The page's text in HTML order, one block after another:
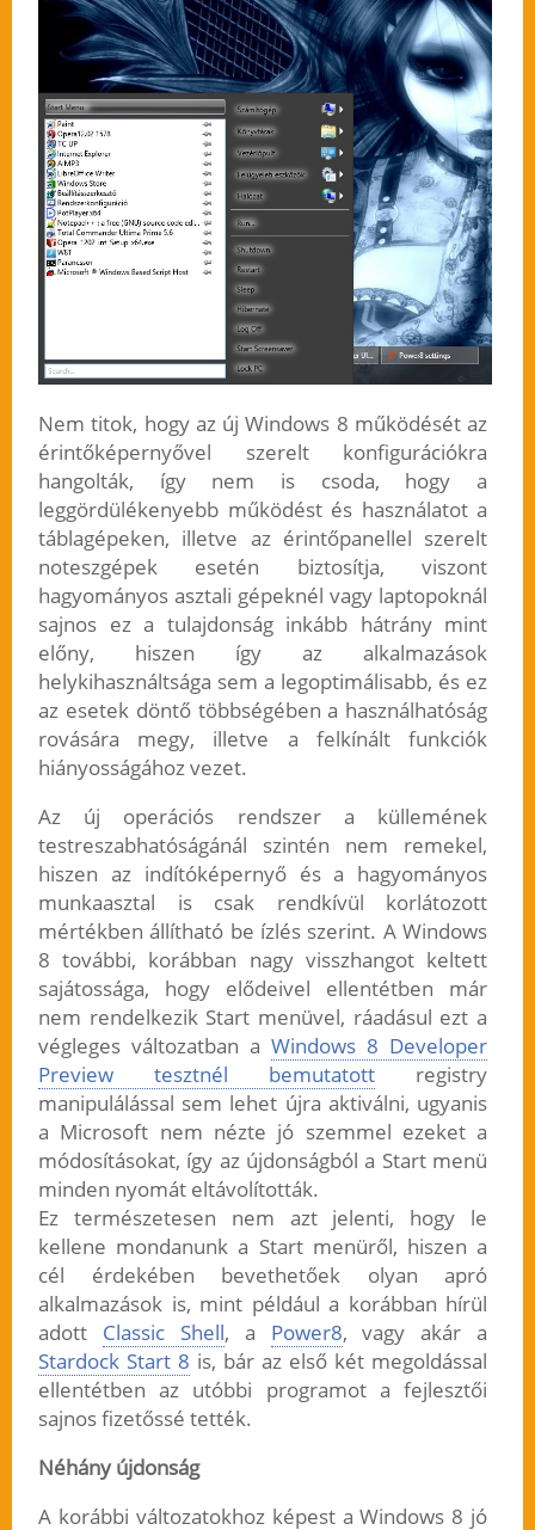
Nem titok, hogy az új Windows 8 működését az
érintőképernyővel szerelt konfigurációkra
hangolták, így nem is csoda, hogy a
leggördülékenyebb működést és használatot a
táblagépeken, illetve az érintőpanellel szerelt
noteszgépek esetén biztosítja, viszont
hagyományos asztali gépeknél vagy laptopoknál
sajnos ez a tulajdonság inkább hátrány mint
előny, hiszen így az alkalmazások
helykihasználtsága sem a legoptimálisabb, és ez
az esetek döntő többségében a használhatóság
rovására megy, illetve a felkínált funkciók
hiányosságához vezet.
Az új operációs rendszer a küllemének
testreszabhatóságánál szintén nem remekel,
hiszen az indítóképernyő és a hagyományos
munkaasztal is csak rendkívül korlátozott
mértékben állítható be ízlés szerint. A Windows
8 további, korábban nagy visszhangot keltett
sajátossága, hogy elődeivel ellentétben már
nem rendelkezik Start menüvel, ráadásul ezt a
végleges változatban aWindows 8 Developer
Preview tesztnél bemutatott registry
manipulálással sem lehet újra aktiválni, ugyanis
a Microsoft nem nézte jó szemmel ezeket a
módosításokat, így az újdonságból a Start menü
minden nyomát eltávolították.
Ez természetesen nem azt jelenti, hogy le
kellene mondanunk a Start menüről, hiszen a
cél érdekében bevethetőek olyan apró
alkalmazások is, mint például a korábban hírül
adott Classic Shell, a Power8, vagy akár a
Stardock Start 8 is, bár az első két megoldással
ellentétben az utóbbi programot a fejlesztői
sajnos fizetőssé tették.
Néhány újdonság
A korábbi változatokhoz képest a Windows 8 jó